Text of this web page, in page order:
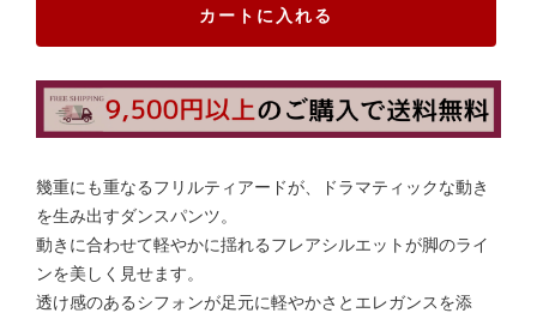
カートに入れる
幾重にも重なるフリルティアードが、ドラマティックな動き
を生み出すダンスパンツ。
動きに合わせて軽やかに揺れるフレアシルエットが脚のライ
ンを美しく見せます。
透け感のあるシフォンが足元に軽やかさとエレガンスを添